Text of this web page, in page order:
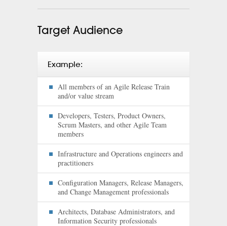
Target Audience
Example:
All members of an Agile Release Train
and/or value stream
Developers, Testers, Product Owners,
Scrum Masters, and other Agile Team
members
Infrastructure and Operations engineers and
practitioners
Configuration Managers, Release Managers,
and Change Management professionals
Architects, Database Administrators, and
Information Security professionals